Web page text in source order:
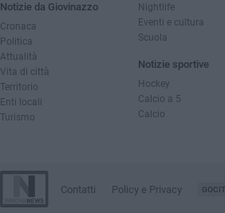
Notizie da Giovinazzo
Cronaca
Politica
Attualità
Vita di città
Territorio
Enti locali
Turismo
Nightlife
Eventi e cultura
Scuola
Notizie sportive
Hockey
Calcio a 5
Calcio
Contatti Policy e Privacy